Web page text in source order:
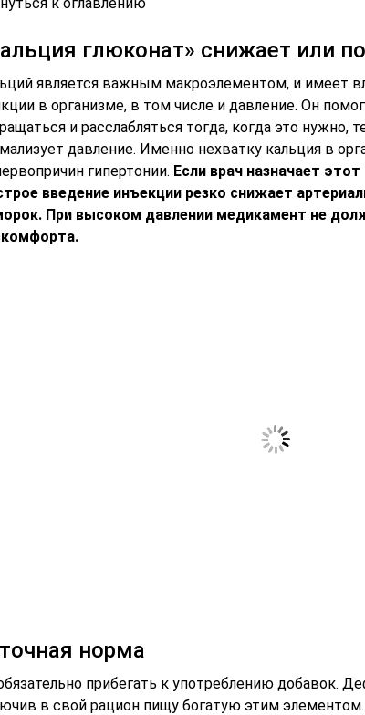
глюконат» снижает или
является важным макроэлементом, и имеет
в организме, в том числе и давление. Он
и расслабляться тогда, когда это
давление. Именно нехватку кальция в
гипертонии. Если врач назначает
введение инъекции резко снижает
При высоком давлении медикамент не
норма
прибегать к употреблению добавок.
в свой рацион пищу богатую этим